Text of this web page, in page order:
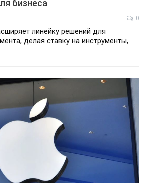
бизнеса
0
линейку решений для
делая ставку на инструменты,